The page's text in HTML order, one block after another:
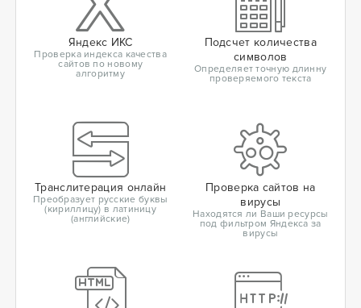
Яндекс ИКС
Проверка индекса качества
сайтов по новому
алгоритму
Подсчет количества
символов
Определяет точную длинну
проверяемого текста
Транслитерация онлайн
Преобразует русские буквы
(кириллицу) в латиницу
(английские)
Проверка сайтов на
вирусы
Находятся ли Ваши ресурсы
под фильтром Яндекса за
вирусы